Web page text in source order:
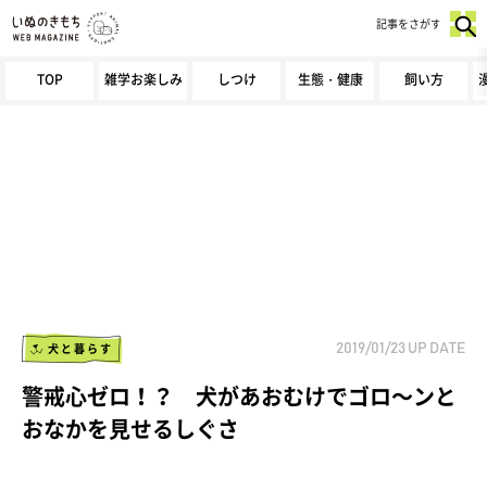
TOP 雑学お楽しみ しつけ 生態・健康 飼い方
記事をさがす
犬と暮らす 2019/01/23 UP DATE
警戒心ゼロ！？ 犬があおむけでゴロ～ンと
おなかを見せるしぐさ